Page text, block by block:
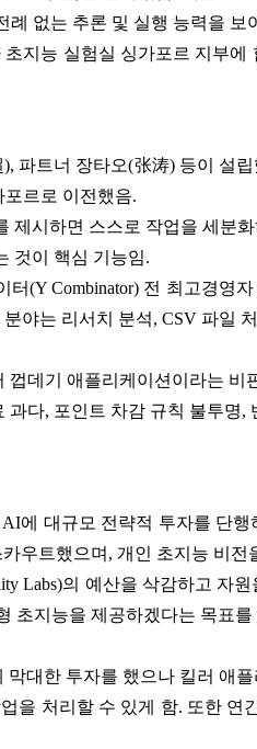
례 없는 추론 및 실행 능력을 보
지능 실험실 싱가포르 지부에
파트너 장타오(张涛) 등이 설
르로 이전했음.
시하면 스스로 작업을 세분
것이 핵심 기능임.
Combinator) 전 최고경영
야는 리서치 분석, CSV 파일
데기 애플리케이션이라는 비
다, 포인트 차감 규칙 불투명,
대규모 전략적 투자를 단행
우트했으며, 개인 초지능 비전
Labs)의 예산을 삭감하고 자
초지능을 제공하겠다는 목표
대한 투자를 했으나 킬러 애
을 처리할 수 있게 함. 또한 연